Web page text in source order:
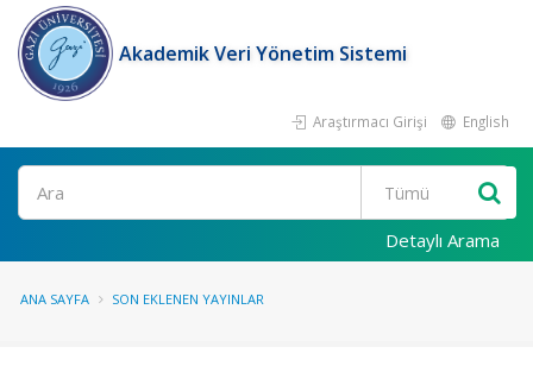
Akademik Veri Yönetim Sistemi
Araştırmacı Girişi English
Ara
Detaylı Arama
ANA SAYFA SON EKLENEN YAYINLAR